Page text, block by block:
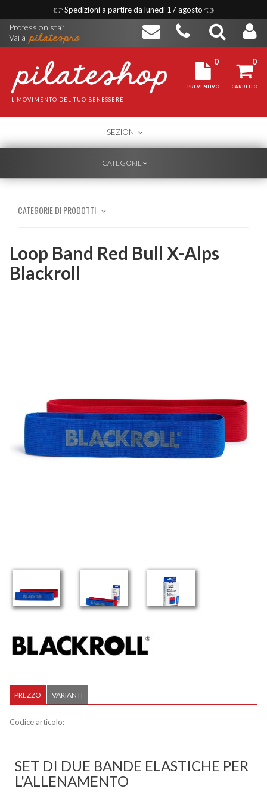
👉Spedizioni a partire da lunedì 17 agosto 👈
Professionista?
Vai a
IL MOVIMENTO DEL TUO BENESSERE
0
PREVENTIVO
0
CARRELLO
TOGGLE
NAVIGATION
SEZIONI
TOGGLE
CATEGORIE
CATEGORIE DI PRODOTTI
Loop Band Red Bull X-Alps
Blackroll
PREZZO VARIANTI
Codice articolo:
SET DI DUE BANDE ELASTICHE PER
L'ALLENAMENTO